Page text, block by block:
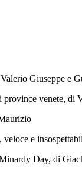
Giuseppe e
province venete, di
e
Day, di